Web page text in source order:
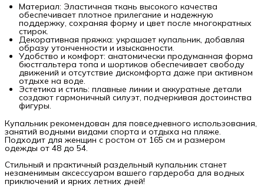
Материал: Эластичная ткань высокого качества
обеспечивает плотное прилегание и надежную
поддержку, сохраняя форму и цвет после многократных
стирок.
Декоративная пряжка: украшает купальник, добавляя
образу утонченности и изысканности.
Удобство и комфорт: анатомически продуманная форма
бюстгальтера топа и шортиков обеспечивает свободу
движений и отсутствие дискомфорта даже при активном
отдыхе на воде.
Эстетика и стиль: плавные линии и аккуратные детали
создают гармоничный силуэт, подчеркивая достоинства
фигуры.
Купальник рекомендован для повседневного использования,
занятий водными видами спорта и отдыха на пляже.
Подходит для женщин с ростом от 165 см и размером
одежды от 48 до 54.
Стильный и практичный раздельный купальник станет
незаменимым аксессуаром вашего гардероба для водных
приключений и ярких летних дней!